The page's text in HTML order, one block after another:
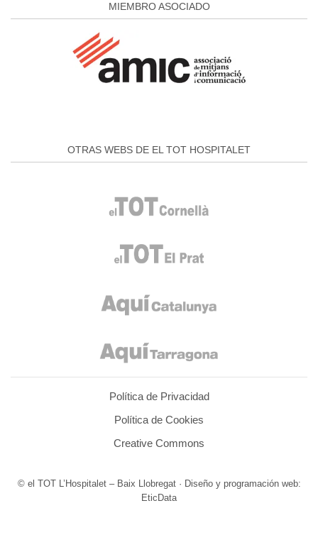
MIEMBRO ASOCIADO
OTRAS WEBS DE EL TOT HOSPITALET
Política de Privacidad
Política de Cookies
Creative Commons
© el TOT L’Hospitalet – Baix Llobregat · Diseño y programación web:
EticData